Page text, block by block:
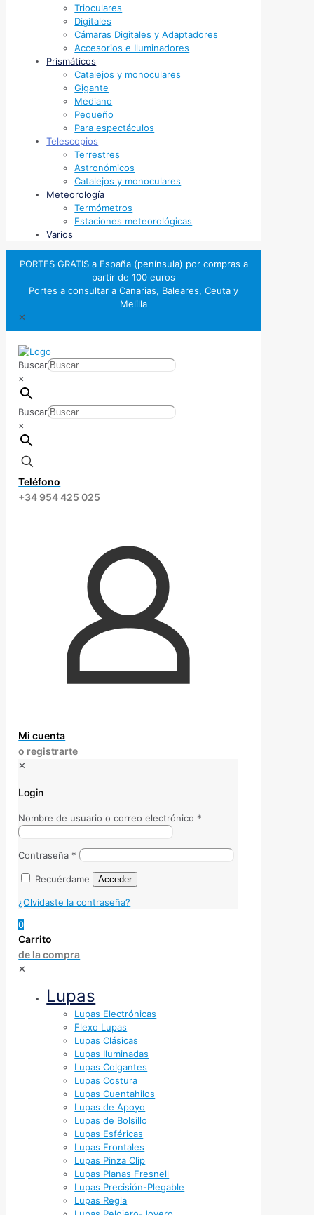
Trioculares
Digitales
Cámaras Digitales y Adaptadores
Accesorios e Iluminadores
Prismáticos
Catalejos y monoculares
Gigante
Mediano
Pequeño
Para espectáculos
Telescopios
Terrestres
Astronómicos
Catalejos y monoculares
Meteorología
Termómetros
Estaciones meteorológicas
Varios
PORTES GRATIS a España (península) por compras a
partir de 100 euros
Portes a consultar a Canarias, Baleares, Ceuta y
Melilla
✕
Buscar
×
Buscar
×
Teléfono
+34 954 425 025
Mi cuenta
o registrarte
✕
Login
Nombre de usuario o correo electrónico *
Contraseña *
Recuérdame Acceder
¿Olvidaste la contraseña?
0
Carrito
de la compra
✕
Lupas
Lupas Electrónicas
Flexo Lupas
Lupas Clásicas
Lupas Iluminadas
Lupas Colgantes
Lupas Costura
Lupas Cuentahilos
Lupas de Apoyo
Lupas de Bolsillo
Lupas Esféricas
Lupas Frontales
Lupas Pinza Clip
Lupas Planas Fresnell
Lupas Precisión-Plegable
Lupas Regla